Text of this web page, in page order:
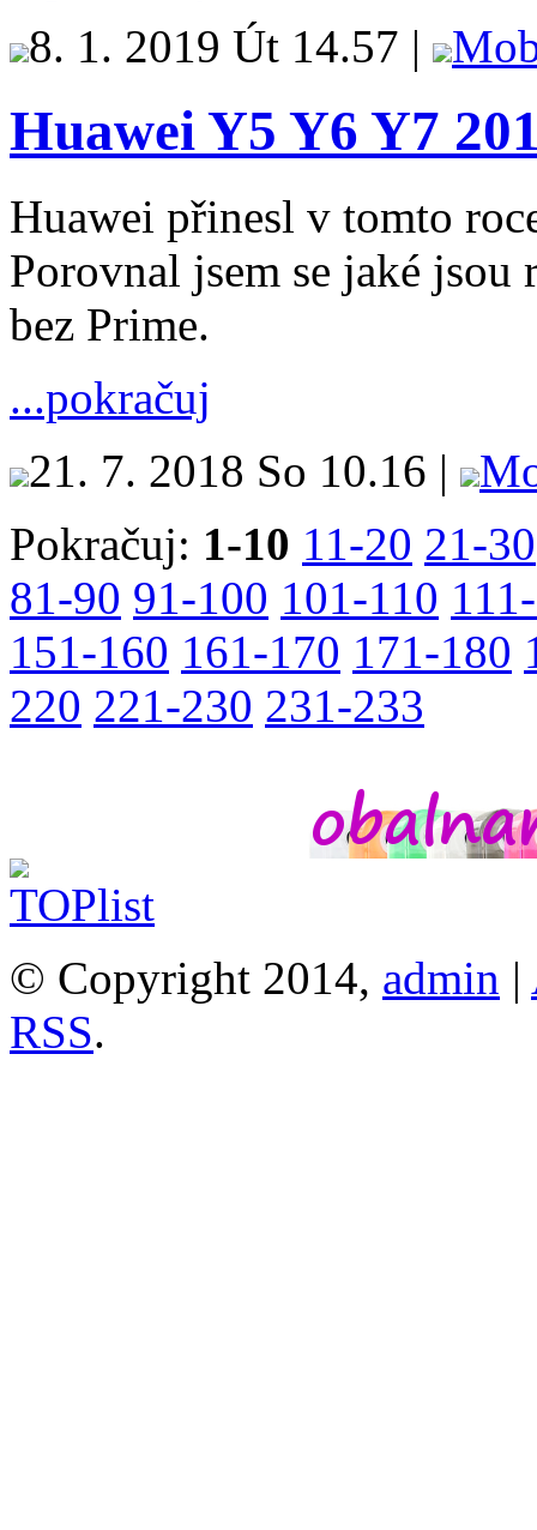
8. 1. 2019 Út 14.57 |
Huawei Y5 Y6 Y7
Huawei přinesl v tomto
Porovnal jsem se jaké
bez Prime.
...pokračuj
21. 7. 2018 So 10.16 |
Pokračuj: 1-10 11-20 21-30
81-90 91-100 101-110
151-160 161-170 171-180
220 221-230 231-233
© Copyright 2014, admin |
RSS.